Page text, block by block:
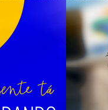
pelos
e Guarda
será permitida
trabalho ou
na cidade.